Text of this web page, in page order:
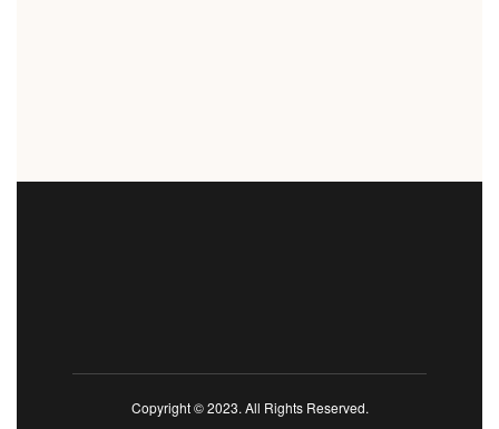
Copyright © 2023. All Rights Reserved.